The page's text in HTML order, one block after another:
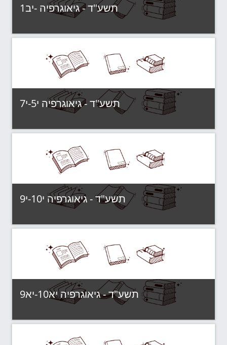
תשע"ד - גיאוגרפיה -יב1
Category:תשע"ד - קבוצות לימוד
View Course
תשע"ד - גיאוגרפיה י5-י7
Category:תשע"ד - קבוצות לימוד
View Course
תשע"ד - גיאוגרפיה י10-י9
Category:תשע"ד - קבוצות לימוד
View Course
תשע"ד - גיאוגרפיה יא10-יא9
Category:תשע"ד - קבוצות לימוד